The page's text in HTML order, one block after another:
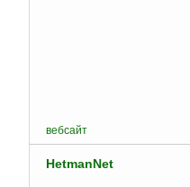
вебсайт
HetmanNet